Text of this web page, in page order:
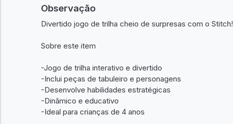
Observação
Divertido jogo de trilha cheio de surpresas com o Stitch!
Sobre este item
-Jogo de trilha interativo e divertido
-Inclui peças de tabuleiro e personagens
-Desenvolve habilidades estratégicas
-Dinâmico e educativo
-Ideal para crianças de 4 anos